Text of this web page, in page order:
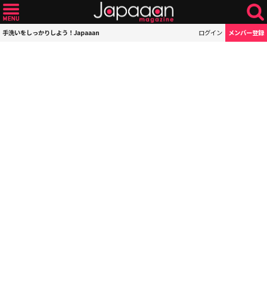
手洗いをしっかりしよう！Japaaan ログイン メンバー登録